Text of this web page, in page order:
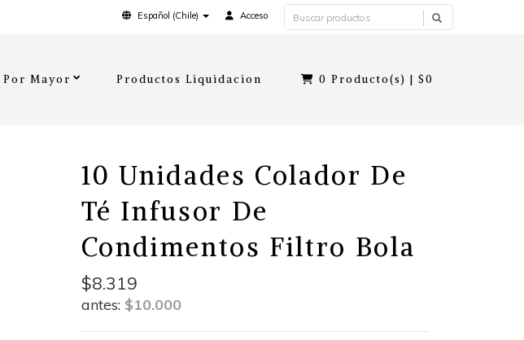
Español (Chile) Acceso
Por Mayor Productos Liquidacion 0 Producto(s) |$0
10 Unidades Colador De
Té Infusor De
Condimentos Filtro Bola
$8.319
antes: $10.000